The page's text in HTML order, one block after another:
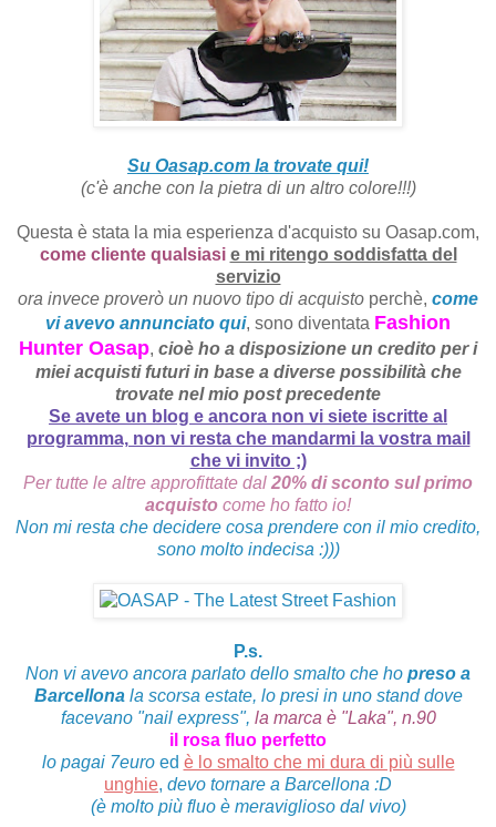
Su Oasap.com la trovate qui!
(c'è anche con la pietra di un altro colore!!!)
Questa è stata la mia esperienza d'acquisto su Oasap.com,
come cliente qualsiasi e mi ritengo soddisfatta del
servizio
ora invece proverò un nuovo tipo di acquisto perchè, come
vi avevo annunciato qui, sono diventata Fashion
Hunter Oasap, cioè ho a disposizione un credito per i
miei acquisti futuri in base a diverse possibilità che
trovate nel mio post precedente
Se avete un blog e ancora non vi siete iscritte al
programma, non vi resta che mandarmi la vostra mail
che vi invito ;)
Per tutte le altre approfittate dal 20% di sconto sul primo
acquisto come ho fatto io!
Non mi resta che decidere cosa prendere con il mio credito,
sono molto indecisa :)))
P.s.
Non vi avevo ancora parlato dello smalto che ho preso a
Barcellona la scorsa estate, lo presi in uno stand dove
facevano "nail express", la marca è "Laka", n.90
il rosa fluo perfetto
lo pagai 7euroed è lo smalto che mi dura di più sulle
unghie, devo tornare a Barcellona :D
(è molto più fluo è meraviglioso dal vivo)